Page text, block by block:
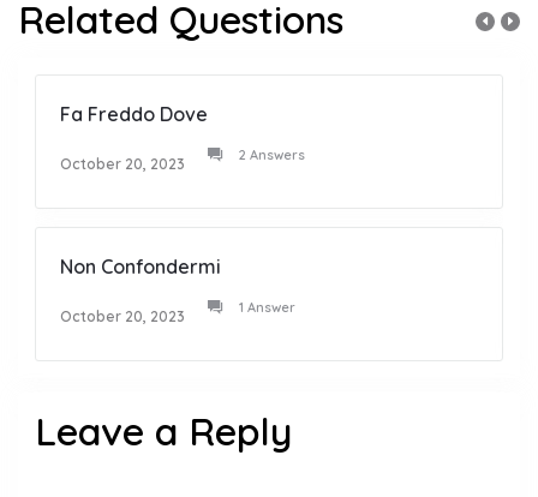
Related Questions
Fa Freddo Dove
October 20, 2023 2 Answers
Non Confondermi
October 20, 2023 1 Answer
Leave a Reply